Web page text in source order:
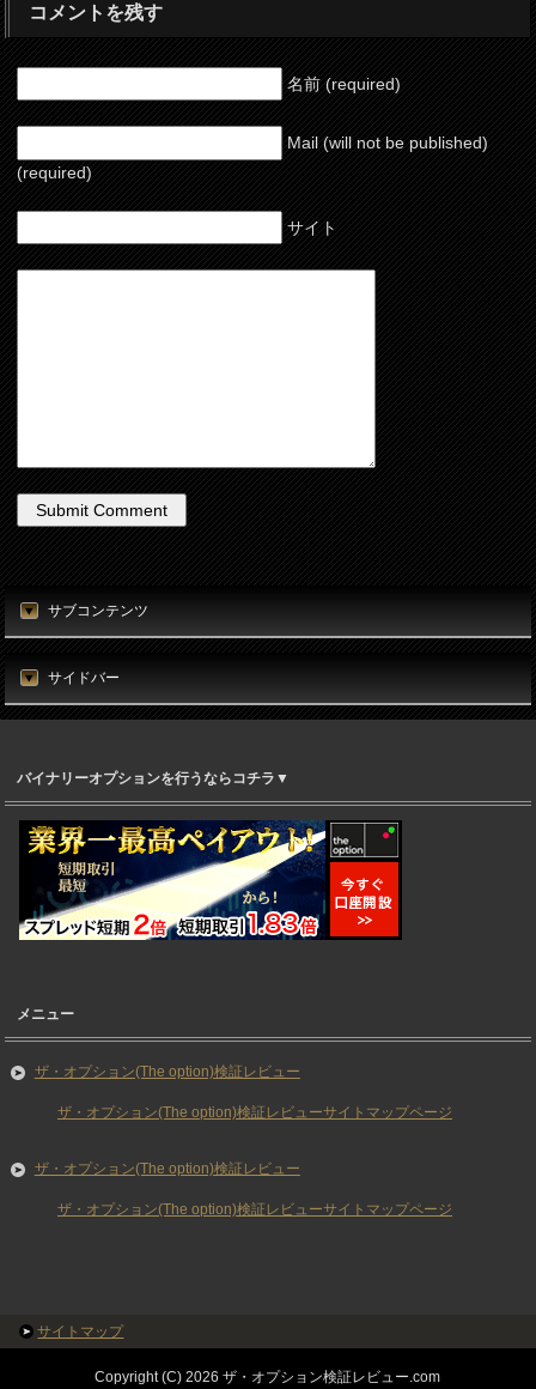
コメントを残す
名前 (required)
Mail (will not be published)
(required)
サイト
サブコンテンツ
サイドバー
バイナリーオプションを行うならコチラ▼
メニュー
ザ・オプション(The option)検証レビュー
ザ・オプション(The option)検証レビューサイトマップページ
ザ・オプション(The option)検証レビュー
ザ・オプション(The option)検証レビューサイトマップページ
サイトマップ
Copyright (C) 2026 ザ・オプション検証レビュー.com